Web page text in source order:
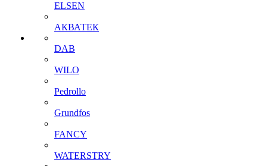
ELSEN
АКВАТЕК
DAB
WILO
Pedrollo
Grundfos
FANCY
WATERSTRY